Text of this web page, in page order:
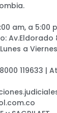
am, a 5:00
a
119633 |